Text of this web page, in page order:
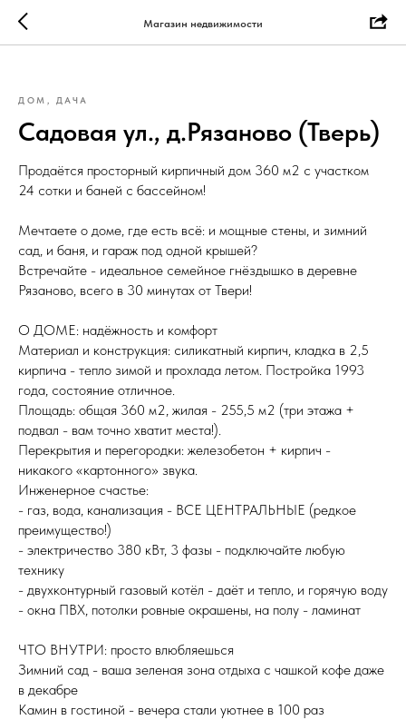
Магазин недвижимости
ДОМ, ДАЧА
Садовая ул., д.Рязаново (Тверь)
Продаётся просторный кирпичный дом 360 м2 с участком
24 сотки и баней с бассейном!
Мечтаете о доме, где есть всё: и мощные стены, и зимний
сад, и баня, и гараж под одной крышей?
Встречайте - идеальное семейное гнёздышко в деревне
Рязаново, всего в 30 минутах от Твери!
О ДОМЕ: надёжность и комфорт
Материал и конструкция: силикатный кирпич, кладка в 2,5
кирпича - тепло зимой и прохлада летом. Постройка 1993
года, состояние отличное.
Площадь: общая 360 м2, жилая - 255,5 м2 (три этажа +
подвал - вам точно хватит места!).
Перекрытия и перегородки: железобетон + кирпич -
никакого «картонного» звука.
Инженерное счастье:
- газ, вода, канализация - ВСЕ ЦЕНТРАЛЬНЫЕ (редкое
преимущество!)
- электричество 380 кВт, 3 фазы - подключайте любую
технику
- двухконтурный газовый котёл - даёт и тепло, и горячую воду
- окна ПВХ, потолки ровные окрашены, на полу - ламинат
ЧТО ВНУТРИ: просто влюбляешься
Зимний сад - ваша зеленая зона отдыха с чашкой кофе даже
в декабре
Камин в гостиной - вечера стали уютнее в 100 раз